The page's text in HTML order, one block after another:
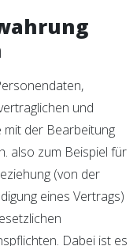
und
der Bearbeitung
also zum Beispiel für
(von der
eines Vertrags)
Dabei ist es